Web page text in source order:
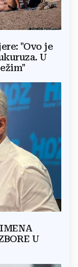
"Ovo je
U
U